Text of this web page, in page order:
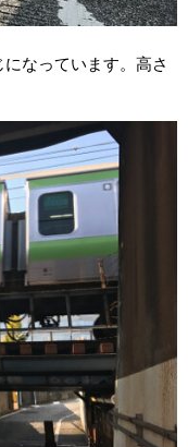
なっています。高さ